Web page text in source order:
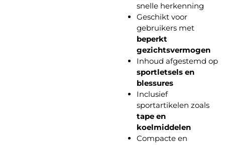
snelle herkenning
Geschikt voor
gebruikers met
beperkt
gezichtsvermogen
Inhoud afgestemd op
sportletsels en
blessures
Inclusief
sportartikelen zoals
tape en
koelmiddelen
Compacte en